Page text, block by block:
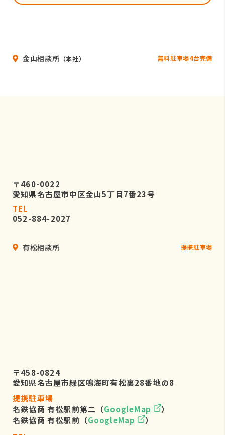
金山相談所 （本社） 無料駐車場4台完備
〒460-0022
愛知県名古屋市中区金山5丁目7番23号
TEL
052-884-2027
有松相談所 提携駐車場
〒458-0824
愛知県名古屋市緑区鳴海町有松裏28番地の8
提携駐車場
名鉄協商 有松駅前第二（GoogleMap
）
名鉄協商 有松駅前（GoogleMap
）